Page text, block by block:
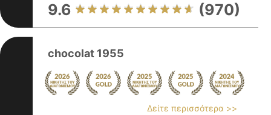
9.6 (970)
chocolat 1955
Δείτε περισσότερα >>